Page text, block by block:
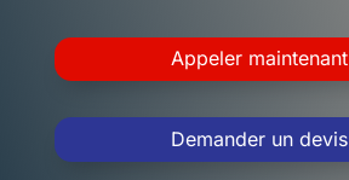
Appeler maintenant
Demander un devis